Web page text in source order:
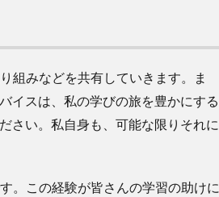
組みなどを共有していきます。ま
イスは、私の学びの旅を豊かにする
さい。私自身も、可能な限りそれに
。この経験が皆さんの学習の助けに